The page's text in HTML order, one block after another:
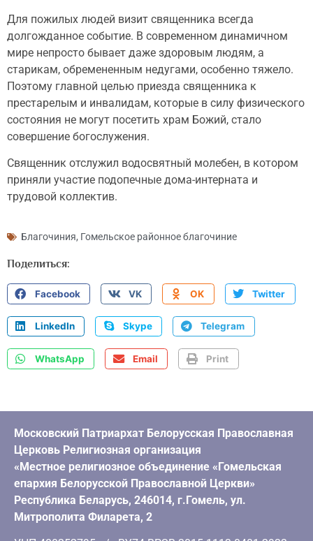
Для пожилых людей визит священника всегда
долгожданное событие. В современном динамичном
мире непросто бывает даже здоровым людям, а
старикам, обремененным недугами, особенно тяжело.
Поэтому главной целью приезда священника к
престарелым и инвалидам, которые в силу физического
состояния не могут посетить храм Божий, стало
совершение богослужения.
Священник отслужил водосвятный молебен, в котором
приняли участие подопечные дома-интерната и
трудовой коллектив.
Благочиния, Гомельское районное благочиние
Поделиться:
Facebook VK OK Twitter
LinkedIn Skype Telegram
WhatsApp Email Print
Московский Патриархат Белорусская Православная
Церковь Религиозная организация
«Местное религиозное объединение «Гомельская
епархия Белорусской Православной Церкви»
Республика Беларусь, 246014, г.Гомель, ул.
Митрополита Филарета, 2